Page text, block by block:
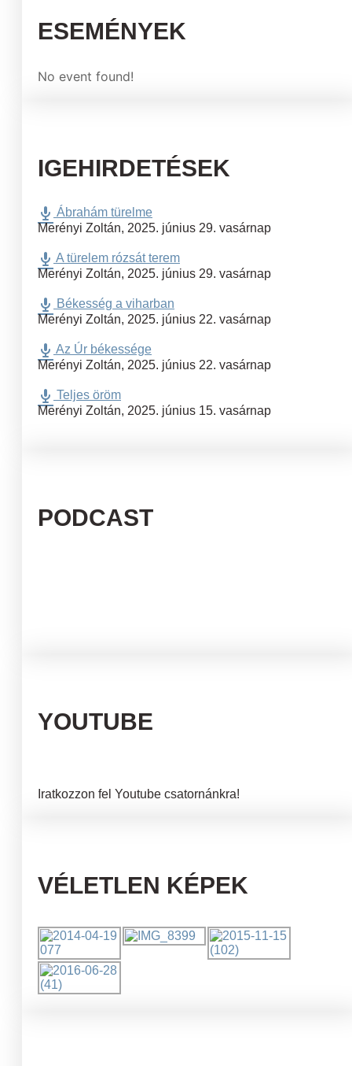
ESEMÉNYEK
No event found!
IGEHIRDETÉSEK
Ábrahám türelme
Merényi Zoltán, 2025. június 29. vasárnap
A türelem rózsát terem
Merényi Zoltán, 2025. június 29. vasárnap
Békesség a viharban
Merényi Zoltán, 2025. június 22. vasárnap
Az Úr békessége
Merényi Zoltán, 2025. június 22. vasárnap
Teljes öröm
Merényi Zoltán, 2025. június 15. vasárnap
PODCAST
YOUTUBE
Iratkozzon fel Youtube csatornánkra!
VÉLETLEN KÉPEK